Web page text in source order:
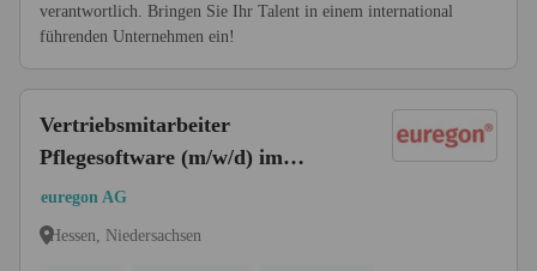
verantwortlich. Bringen Sie Ihr Talent in einem international
führenden Unternehmen ein!
Vertriebsmitarbeiter
Pflegesoftware (m/w/d) im
Außendienst
euregon AG
Hessen, Niedersachsen